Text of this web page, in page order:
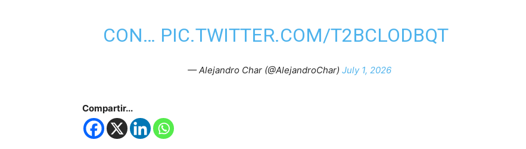
CON… PIC.TWITTER.COM/T2BCLODBQT
— Alejandro Char (@AlejandroChar) July 1, 2026
Compartir...